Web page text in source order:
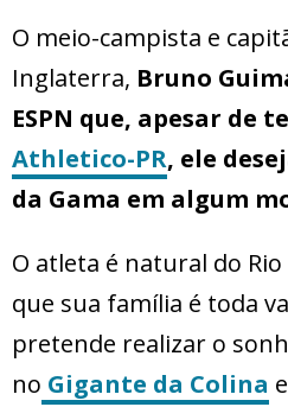
O meio-campista e
Inglaterra, Bruno
ESPN que, apesar de
Athletico-PR, ele
da Gama em algum
O atleta é natural do
que sua família é toda
pretende realizar o
no Gigante da Colina